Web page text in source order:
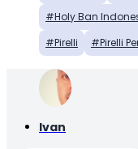
Holy Ban
Pirelli
Pirelli
Ivan